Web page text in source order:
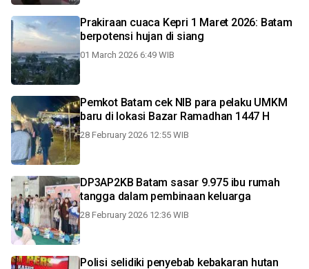
Prakiraan cuaca Kepri 1 Maret 2026: Batam
berpotensi hujan di siang
01 March 2026 6:49 WIB
Pemkot Batam cek NIB para pelaku UMKM
baru di lokasi Bazar Ramadhan 1447 H
28 February 2026 12:55 WIB
DP3AP2KB Batam sasar 9.975 ibu rumah
tangga dalam pembinaan keluarga
28 February 2026 12:36 WIB
Polisi selidiki penyebab kebakaran hutan